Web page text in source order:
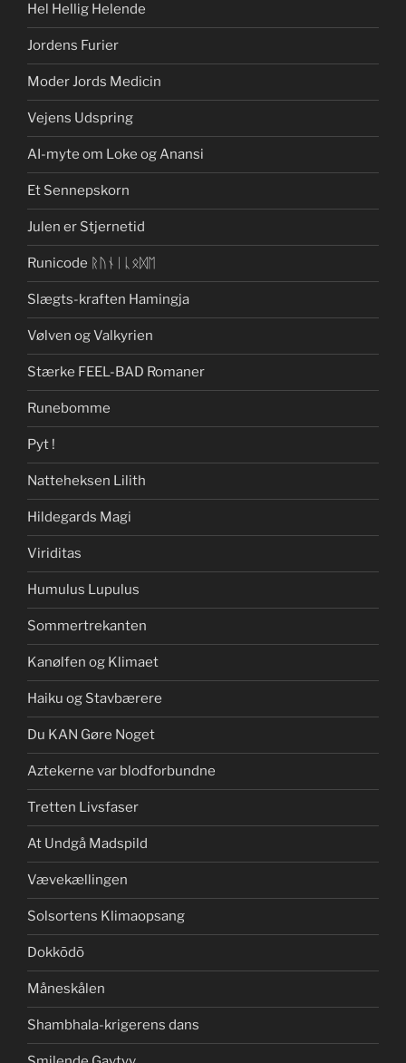
Hel Hellig Helende
Jordens Furier
Moder Jords Medicin
Vejens Udspring
AI-myte om Loke og Anansi
Et Sennepskorn
Julen er Stjernetid
Runicode ᚱᚢᚾᛁᚳᛟᛞᛖ
Slægts-kraften Hamingja
Vølven og Valkyrien
Stærke FEEL-BAD Romaner
Runebomme
Pyt !
Natteheksen Lilith
Hildegards Magi
Viriditas
Humulus Lupulus
Sommertrekanten
Kanølfen og Klimaet
Haiku og Stavbærere
Du KAN Gøre Noget
Aztekerne var blodforbundne
Tretten Livsfaser
At Undgå Madspild
Vævekællingen
Solsortens Klimaopsang
Dokkōdō
Måneskålen
Shambhala-krigerens dans